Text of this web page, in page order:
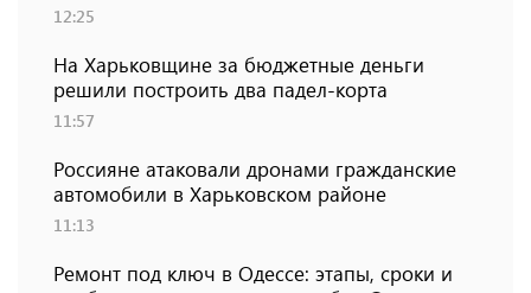
12:25
На Харьковщине за бюджетные деньги
решили построить два падел-корта
11:57
Россияне атаковали дронами гражданские
автомобили в Харьковском районе
11:13
Ремонт под ключ в Одессе: этапы, сроки и